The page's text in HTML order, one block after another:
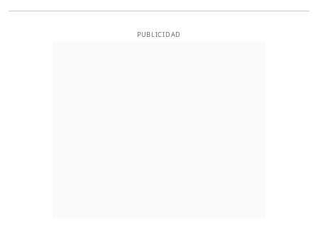
PUBLICIDAD